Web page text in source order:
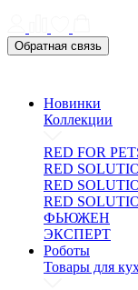
Обратная связь
Новинки
Коллекции
RED FOR
RED
RED
RED
ФЬЮЖЕН
ЭКСПЕРТ
Роботы
Товары для